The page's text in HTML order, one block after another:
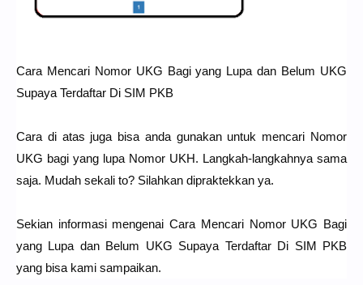
Cara Mencari Nomor UKG Bagi yang Lupa dan Belum UKG
Supaya Terdaftar Di SIM PKB
Cara di atas juga bisa anda gunakan untuk mencari Nomor
UKG bagi yang lupa Nomor UKH. Langkah-langkahnya sama
saja. Mudah sekali to? Silahkan dipraktekkan ya.
Sekian informasi mengenai Cara Mencari Nomor UKG Bagi
yang Lupa dan Belum UKG Supaya Terdaftar Di SIM PKB
yang bisa kami sampaikan.